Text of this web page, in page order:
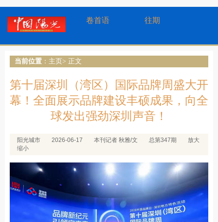
卷首语 往期
当前位置 ： 主页> 正文
第十届深圳（湾区）国际品牌周盛大开
幕！全面展示品牌建设丰硕成果，向全
球发出强劲深圳声音！
阳光城市 2026-06-17 本刊记者 秋雅/文 总第347期
放大
缩小